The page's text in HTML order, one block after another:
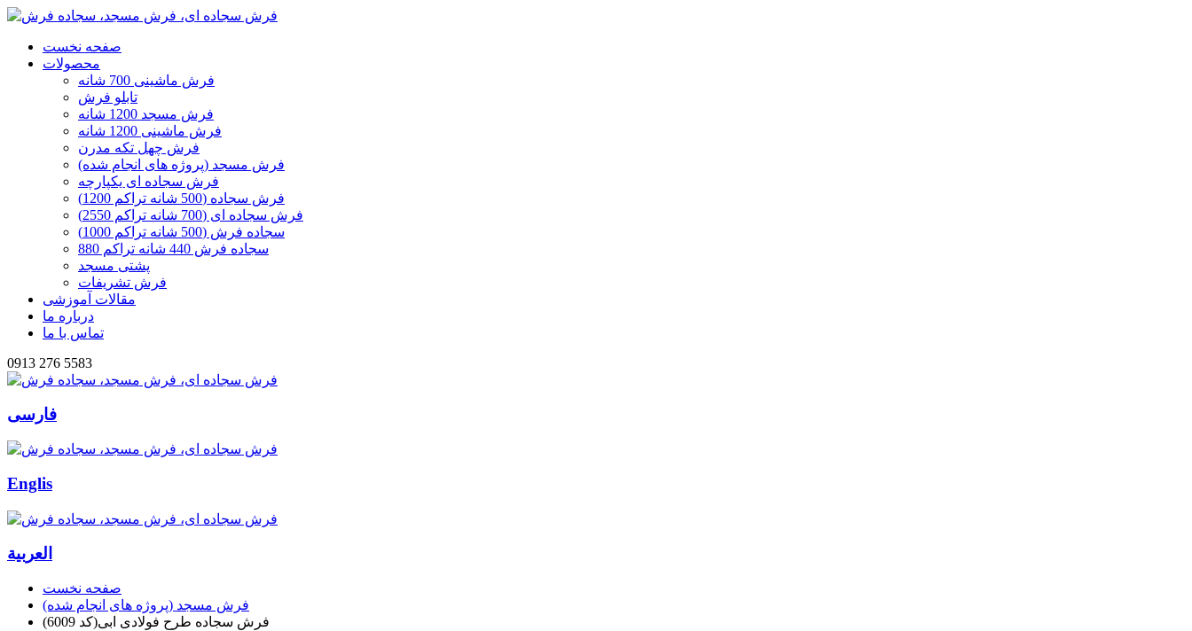
صفحه نخست
محصولات
فرش ماشینی 700 شانه
تابلو فرش
فرش مسجد 1200 شانه
فرش ماشینی 1200 شانه
فرش چهل تکه مدرن
فرش مسجد (پروژه های انجام شده)
فرش سجاده ای یکپارچه
فرش سجاده (500 شانه تراکم 1200)
فرش سجاده ای (700 شانه تراکم 2550)
سجاده فرش (500 شانه تراکم 1000)
سجاده فرش 440 شانه تراکم 880
پشتی مسجد
فرش تشریفات
مقالات آموزشی
درباره ما
تماس با ما
0913 276 5583
فارسی
Englis
العربیة
صفحه نخست
فرش مسجد (پروژه های انجام شده)
فرش سجاده طرح فولادی ابی(کد 6009)